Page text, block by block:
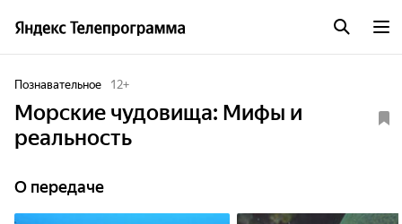
Познавательное 12+
Морские чудовища: Мифы и
реальность
О передаче